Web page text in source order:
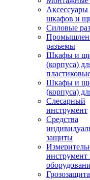
Аксессуары
шкафов и
Силовые
разъемы
Шкафы и
(корпуса)
Шкафы и
(корпуса)
Слесарный
инструмент
Средства
защиты
инструмент